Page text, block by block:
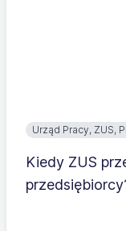
Urząd Pracy, ZUS,
Kiedy ZUS